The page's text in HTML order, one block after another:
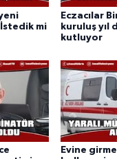
mi
Eczacılar
kuruluş yıl
kutluyor
Evine